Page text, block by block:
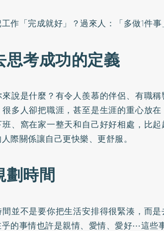
作「完成就好」？過來人：「多做1件
思考成功的定義
說是什麼？有令人羨慕的伴侶、有職
多人卻把職涯，甚至是生涯的重心放在
、窩在家一整天和自己好好相處，比
際關係讓自己更快樂、更舒服。
劃時間
並不是要你把生活安排得很緊湊，而
的事情也許是親情、愛情、愛好⋯這些